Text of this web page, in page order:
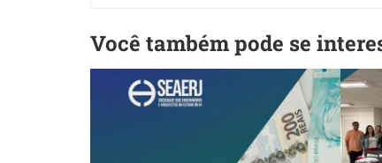
Você também pode se